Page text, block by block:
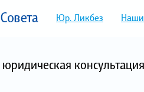
Юр. Ликбез
юридическая